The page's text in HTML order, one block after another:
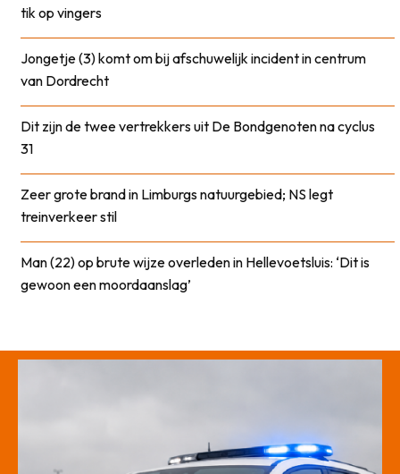
tik op vingers
Jongetje (3) komt om bij afschuwelijk incident in centrum
van Dordrecht
Dit zijn de twee vertrekkers uit De Bondgenoten na cyclus
31
Zeer grote brand in Limburgs natuurgebied; NS legt
treinverkeer stil
Man (22) op brute wijze overleden in Hellevoetsluis: ‘Dit is
gewoon een moordaanslag’